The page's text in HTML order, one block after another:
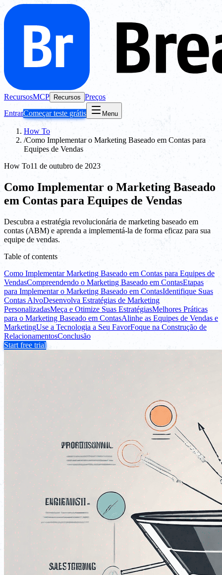
RecursosMCP Recursos Preços
EntrarComeçar teste grátis Menu
How To
/Como Implementar o Marketing Baseado em Contas para
Equipes de Vendas
How To11 de outubro de 2023
Como Implementar o Marketing Baseado
em Contas para Equipes de Vendas
Descubra a estratégia revolucionária de marketing baseado em
contas (ABM) e aprenda a implementá-la de forma eficaz para sua
equipe de vendas.
Table of contents
Como Implementar Marketing Baseado em Contas para Equipes de
VendasCompreendendo o Marketing Baseado em ContasEtapas
para Implementar o Marketing Baseado em ContasIdentifique Suas
Contas AlvoDesenvolva Estratégias de Marketing
PersonalizadasMeça e Otimize Suas EstratégiasMelhores Práticas
para o Marketing Baseado em ContasAlinhe as Equipes de Vendas e
MarketingUse a Tecnologia a Seu FavorFoque na Construção de
RelacionamentosConclusão
Start free trial